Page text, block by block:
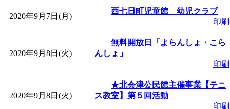
「赤ちゃん子育て講
付期間：2026/08/10～
赤ちゃん子育て講
付期間：2026/08/10～
2020年9月7日(月)
西七日町児童館 幼児クラブ
印刷
2020年9月8日(火)
無料開放日「よらんしょ・こら
んしょ」
印刷
2020年9月8日(火)
★北会津公民館主催事業【テニ
ス教室】第５回活動
印刷